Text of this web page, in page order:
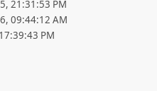
21:31:53 PM
09:44:12 AM
PM